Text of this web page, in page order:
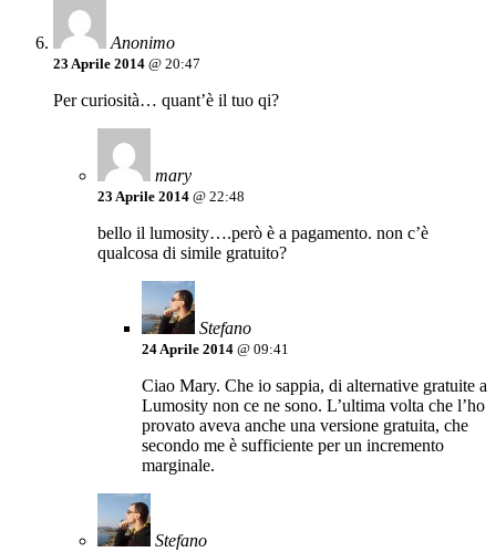
Anonimo
23 Aprile 2014 @ 20:47
Per curiosità… quant’è il tuo qi?
mary
23 Aprile 2014 @ 22:48
bello il lumosity….però è a pagamento. non c’è
qualcosa di simile gratuito?
Stefano
24 Aprile 2014 @ 09:41
Ciao Mary. Che io sappia, di alternative gratuite a
Lumosity non ce ne sono. L’ultima volta che l’ho
provato aveva anche una versione gratuita, che
secondo me è sufficiente per un incremento
marginale.
Stefano